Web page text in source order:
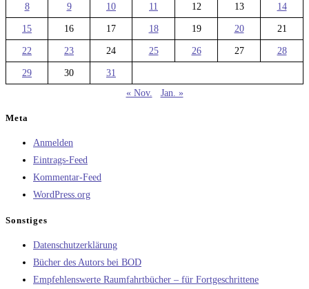
8 9 10 11 12 13 14
15 16 17 18 19 20 21
22 23 24 25 26 27 28
29 30
31
« Nov.
Jan. »
Meta
Anmelden
Eintrags-Feed
Kommentar-Feed
WordPress.org
Sonstiges
Datenschutzerklärung
Bücher des Autors bei BOD
Empfehlenswerte Raumfahrtbücher – für Fortgeschrittene